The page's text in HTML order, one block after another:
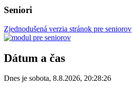
Seniori
Zjednodušená verzia stránok pre seniorov
Dátum a čas
Dnes je sobota, 8.8.2026, 20:28:26